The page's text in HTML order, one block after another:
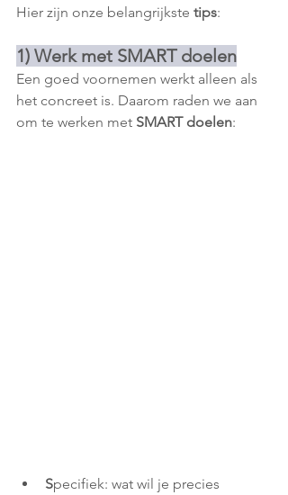
Hier zijn onze belangrijkste tips:
1) Werk met SMART doelen
Een goed voornemen werkt alleen als
het concreet is. Daarom raden we aan
om te werken met SMART doelen:
Specifiek: wat wil je precies